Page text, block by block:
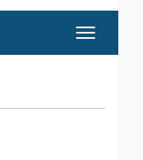
Toggle